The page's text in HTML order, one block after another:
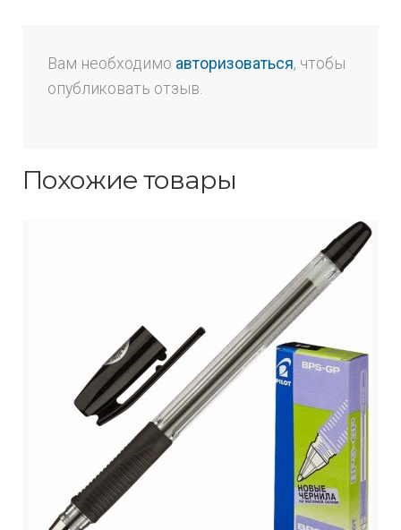
Вам необходимо авторизоваться, чтобы
опубликовать отзыв.
Похожие товары